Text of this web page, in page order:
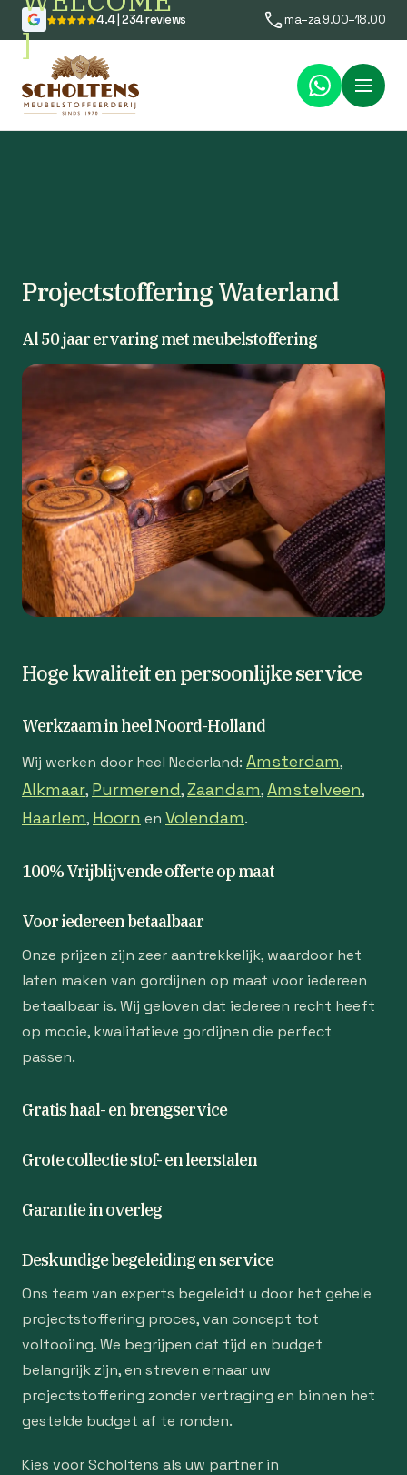
]
4.4 | 234 reviews ma–za 9.00–18.00
Menu
Projectstoffering Waterland
Al 50 jaar ervaring met meubelstoffering
Hoge kwaliteit en persoonlijke service
Werkzaam in heel Noord-Holland
Wij werken door heel Nederland: Amsterdam,
Alkmaar, Purmerend,Zaandam,Amstelveen,
Haarlem, Hoorn en Volendam.
100% Vrijblijvende offerte op maat
Voor iedereen betaalbaar
Onze prijzen zijn zeer aantrekkelijk, waardoor het
laten maken van gordijnen op maat voor iedereen
betaalbaar is. Wij geloven dat iedereen recht heeft
op mooie, kwalitatieve gordijnen die perfect
passen.
Gratis haal- en brengservice
Grote collectie stof- en leerstalen
Garantie in overleg
Deskundige begeleiding en service
Ons team van experts begeleidt u door het gehele
projectstoffering proces, van concept tot
voltooiing. We begrijpen dat tijd en budget
belangrijk zijn, en streven ernaar uw
projectstoffering zonder vertraging en binnen het
gestelde budget af te ronden.
Kies voor Scholtens als uw partner in